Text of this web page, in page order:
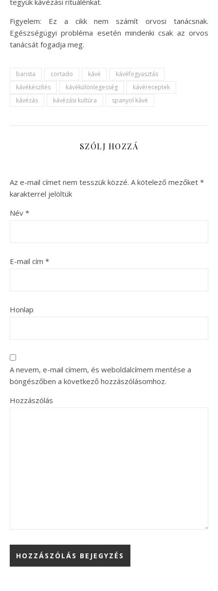
Figyelem: Ez a cikk nem számít orvosi tanácsnak.
Egészségügyi probléma esetén mindenki csak az orvos
tanácsát fogadja meg.
barista cortado kávé
kávéfogyasztás
kávékészítés
kávékülönlegesség
kávéreceptek
kávézás
kávézási kultúra spanyol kávé
SZÓLJ HOZZÁ
Az e-mail címet nem tesszük közzé. A kötelező mezőket *
karakterrel jelöltük
Név *
E-mail cím *
Honlap
A nevem, e-mail címem, és weboldalcímem mentése a
böngészőben a következő hozzászólásomhoz.
Hozzászólás